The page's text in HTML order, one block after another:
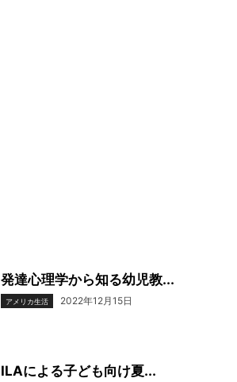
発達心理学から知る幼児教...
アメリカ生活 2022年12月15日
ILAによる子ども向け夏...